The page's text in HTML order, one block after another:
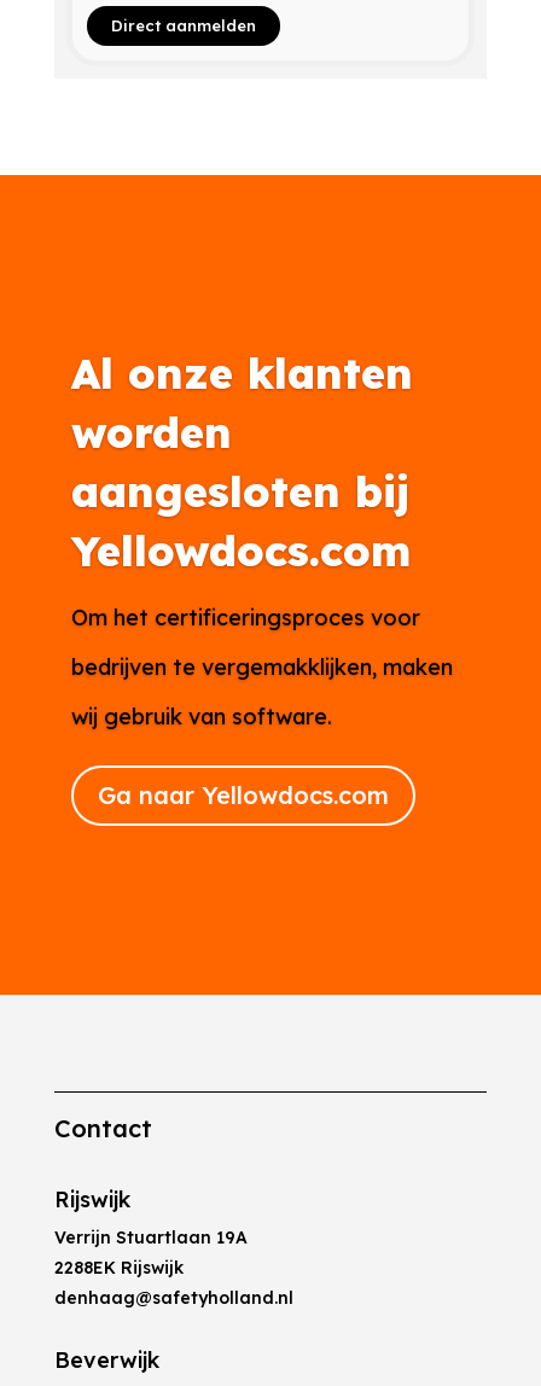
Direct aanmelden
Al onze klanten
worden
aangesloten bij
Yellowdocs.com
Om het certificeringsproces voor
bedrijven te vergemakklijken, maken
wij gebruik van software.
Ga naar Yellowdocs.com
Contact
Rijswijk
Verrijn Stuartlaan 19A
2288EK Rijswijk
denhaag@safetyholland.nl
Beverwijk